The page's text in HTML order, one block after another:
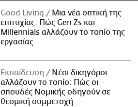
Good Living
Μια νέα οπτική της
επιτυχίας: Πώς Gen Zs και
Millennials αλλάζουν το τοπίο της
εργασίας
Εκπαίδευση
Νέοι δικηγόροι
αλλάζουν το τοπίο: Πώς οι
σπουδές Νομικής οδηγούν σε
θεσμική συμμετοχή